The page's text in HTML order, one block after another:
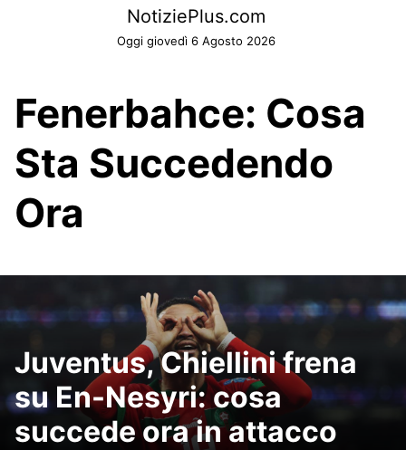
NotiziePlus.com
Oggi giovedì 6 Agosto 2026
Fenerbahce: Cosa
Sta Succedendo
Ora
Juventus, Chiellini frena
su En-Nesyri: cosa
succede ora in attacco